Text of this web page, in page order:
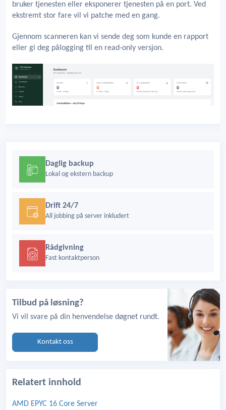
bruker tjenesten eller eksponerer tjenesten på en port. Ved
ekstremt stor fare vil vi patche med en gang.
Gjennom scanneren kan vi sende deg som kunde en rapport
eller gi deg pålogging til en read-only versjon.
Daglig backup
Lokal og ekstern backup
Drift 24/7
All jobbing på server inkludert
Rådgivning
Fast kontaktperson
Tilbud på løsning?
Vi vil svare på din henvendelse døgnet rundt.
Kontakt oss
Relatert innhold
AMD EPYC 16 Core Server